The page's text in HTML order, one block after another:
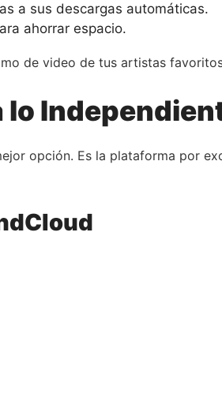
a sus descargas automáticas.
ahorrar espacio.
de video de tus artistas
lo
opción. Es la plataforma por